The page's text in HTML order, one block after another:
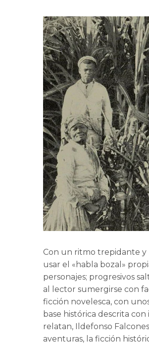
Con un ritmo trepidante y
usar el «habla bozal»
personajes; progresivos
al lector sumergirse con
ficción novelesca, con
base histórica descrita
relatan, Ildefonso
aventuras, la ficción